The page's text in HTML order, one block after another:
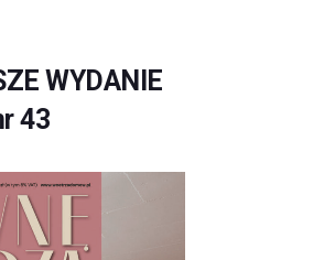
WYDANIE
43